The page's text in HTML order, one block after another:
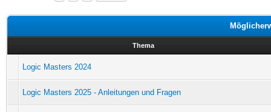
Thema
Logic Masters 2024
Logic Masters 2025 - Anleitungen und Fragen